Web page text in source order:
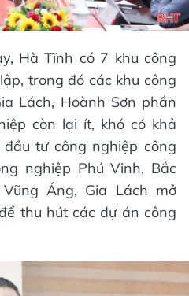
Hà Tĩnh có 7 khu công
trong đó các khu công
Lách, Hoành Sơn phần
còn lại ít, khó có khả
tư công nghiệp công
nghiệp Phú Vinh, Bắc
Áng, Gia Lách mở
thu hút các dự án công